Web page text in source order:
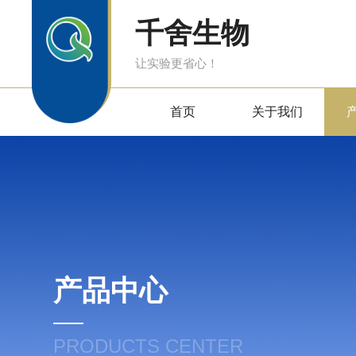
千舍生物
让实验更省心！
首页 关于我们
产品中心
PRODUCTS CENTER